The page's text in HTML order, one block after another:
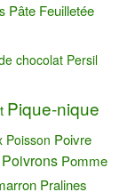
Pâte Feuilletée
chocolat Persil
Pique-nique
Poisson Poivre
Poivrons Pomme
Pralines